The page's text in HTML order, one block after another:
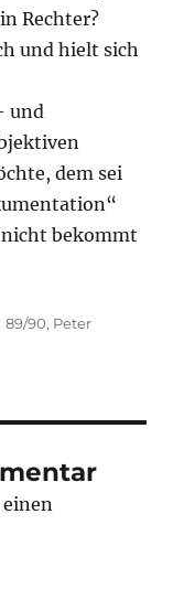
Rechter?
und hielt sich
und
dem sei
nicht bekommt
Schlagwörter
89/90, Peter